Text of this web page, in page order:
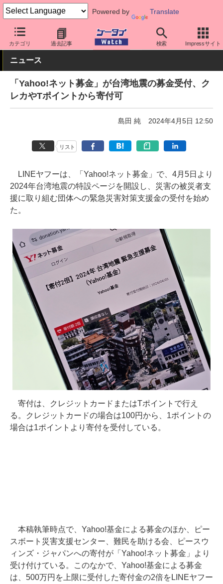
Powered by Translate
カテゴリ 過去記事 検索 Impressサイト
ケータイ Watch 業界動向 災害・防災
ニュース
「Yahoo!ネット募金」が台湾地震の募金受付、ク
レカやTポイントから寄付可
島田 純 2024年4月5日 12:50
リスト
LINEヤフーは、「Yahoo!ネット募金」で、4月5日より
2024年台湾地震の特設ページを開設し、災害の被災者支
援に取り組む団体への緊急災害対策支援金の受付を始め
た。
寄付は、クレジットカードまたはTポイントで行え
る。クレジットカードの場合は100円から、1ポイントの
場合は1ポイントより寄付を受付している。
本稿執筆時点で、Yahoo!基金による募金のほか、ピー
スボート災害支援センター、難民を助ける会、ピースウ
ィンズ・ジャパンへの寄付が「Yahoo!ネット募金」より
受け付けている。このなかで、Yahoo!基金による募金
は、500万円を上限に受付した寄付金の2倍をLINEヤフー